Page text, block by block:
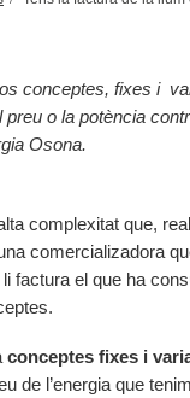
conceptes, fixes i
o la potència
Osona.
complexitat que,
comercializadora
factura el que ha
conceptes fixes i
de l’energia que